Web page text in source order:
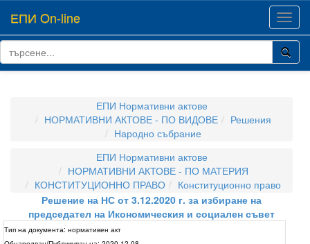
ЕПИ On-line
ЕПИ Нормативни актове
НОРМАТИВНИ АКТОВЕ - ПО ВИДОВЕ
Решения
Народно събрание
ЕПИ Нормативни актове
НОРМАТИВНИ АКТОВЕ - ПО МАТЕРИЯ
КОНСТИТУЦИОННО ПРАВО
Конституционно право
Решение на НС от 3.12.2020 г. за избиране на
председател на Икономическия и социален съвет
Тип на документа: нормативен акт